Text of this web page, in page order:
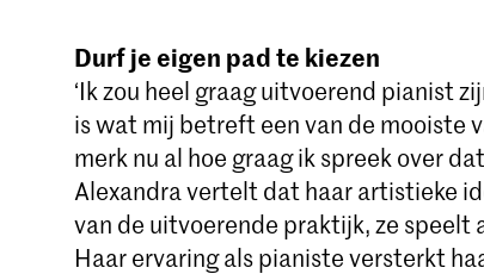
Durf je eigen pad te kiezen
‘Ik zou heel graag uitvoerend pianist
is wat mij betreft een van de mooiste
merk nu al hoe graag ik spreek over
Alexandra vertelt dat haar artistieke
van de uitvoerende praktijk, ze speelt
Haar ervaring als pianiste versterkt